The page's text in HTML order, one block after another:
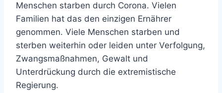
Menschen starben durch Corona. Vielen
Familien hat das den einzigen Ernährer
genommen. Viele Menschen starben und
sterben weiterhin oder leiden unter Verfolgung,
Zwangsmaßnahmen, Gewalt und
Unterdrückung durch die extremistische
Regierung.